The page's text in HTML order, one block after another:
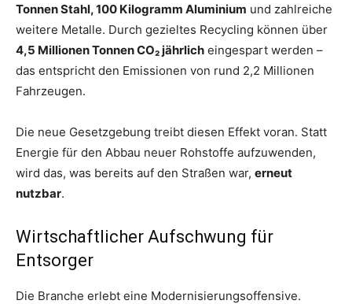
Tonnen Stahl, 100 Kilogramm Aluminium und zahlreiche
weitere Metalle. Durch gezieltes Recycling können über
4,5 Millionen Tonnen CO₂ jährlich eingespart werden –
das entspricht den Emissionen von rund 2,2 Millionen
Fahrzeugen.
Die neue Gesetzgebung treibt diesen Effekt voran. Statt
Energie für den Abbau neuer Rohstoffe aufzuwenden,
wird das, was bereits auf den Straßen war, erneut
nutzbar.
Wirtschaftlicher Aufschwung für
Entsorger
Die Branche erlebt eine Modernisierungsoffensive.